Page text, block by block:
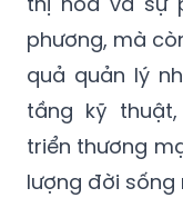
phương, mà
quả quản lý
tầng kỹ
triển thương
lượng đời sống